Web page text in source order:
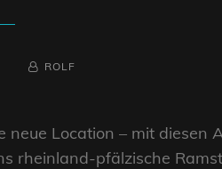
BY
BYLINE
ROLF
Location – mit diesen
rheinland-pfälzische